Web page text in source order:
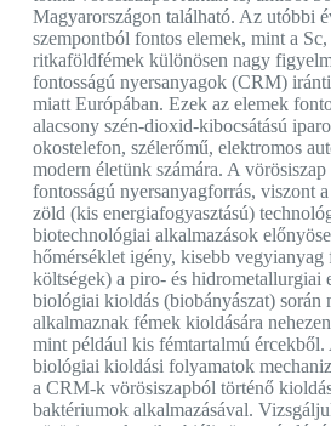
Magyarországon található. Az utóbbi
szempontból fontos elemek, mint a
ritkaföldfémek különösen nagy
fontosságú nyersanyagok (CRM)
miatt Európában. Ezek az elemek
alacsony szén-dioxid-kibocsátású
okostelefon, szélerőmű, elektromos
modern életünk számára. A
fontosságú nyersanyagforrás, viszont
zöld (kis energiafogyasztású)
biotechnológiai alkalmazások
hőmérséklet igény, kisebb vegyianyag
költségek) a piro- és hidrometallurgiai
biológiai kioldás (biobányászat) során
alkalmaznak fémek kioldására
mint például kis fémtartalmú ércekből.
biológiai kioldási folyamatok
a CRM-k vörösiszapból történő
baktériumok alkalmazásával.